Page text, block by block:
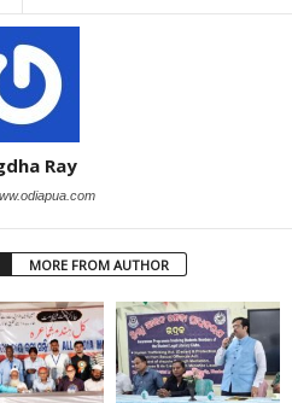
Ray
MORE FROM AUTHOR